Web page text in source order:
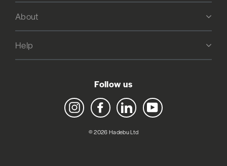
About
Help
Follow us
Instagram FacebookLinkedIn YouTube
© 2026 Hadebu Ltd